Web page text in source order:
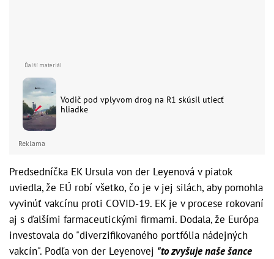
Vodič pod vplyvom drog na R1 skúsil utiecť
hliadke
Reklama
Predsedníčka EK Ursula von der Leyenová v piatok
uviedla, že EÚ robí všetko, čo je v jej silách, aby pomohla
vyvinúť vakcínu proti COVID-19. EK je v procese rokovaní
aj s ďalšími farmaceutickými firmami. Dodala, že Európa
investovala do "diverzifikovaného portfólia nádejných
vakcín". Podľa von der Leyenovej "to zvyšuje naše šance